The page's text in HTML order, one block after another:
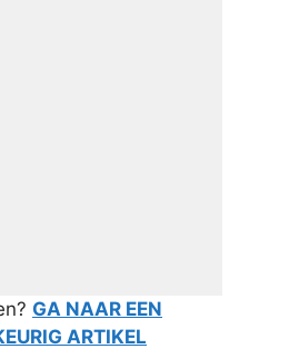
GA NAAR EEN
ARTIKEL